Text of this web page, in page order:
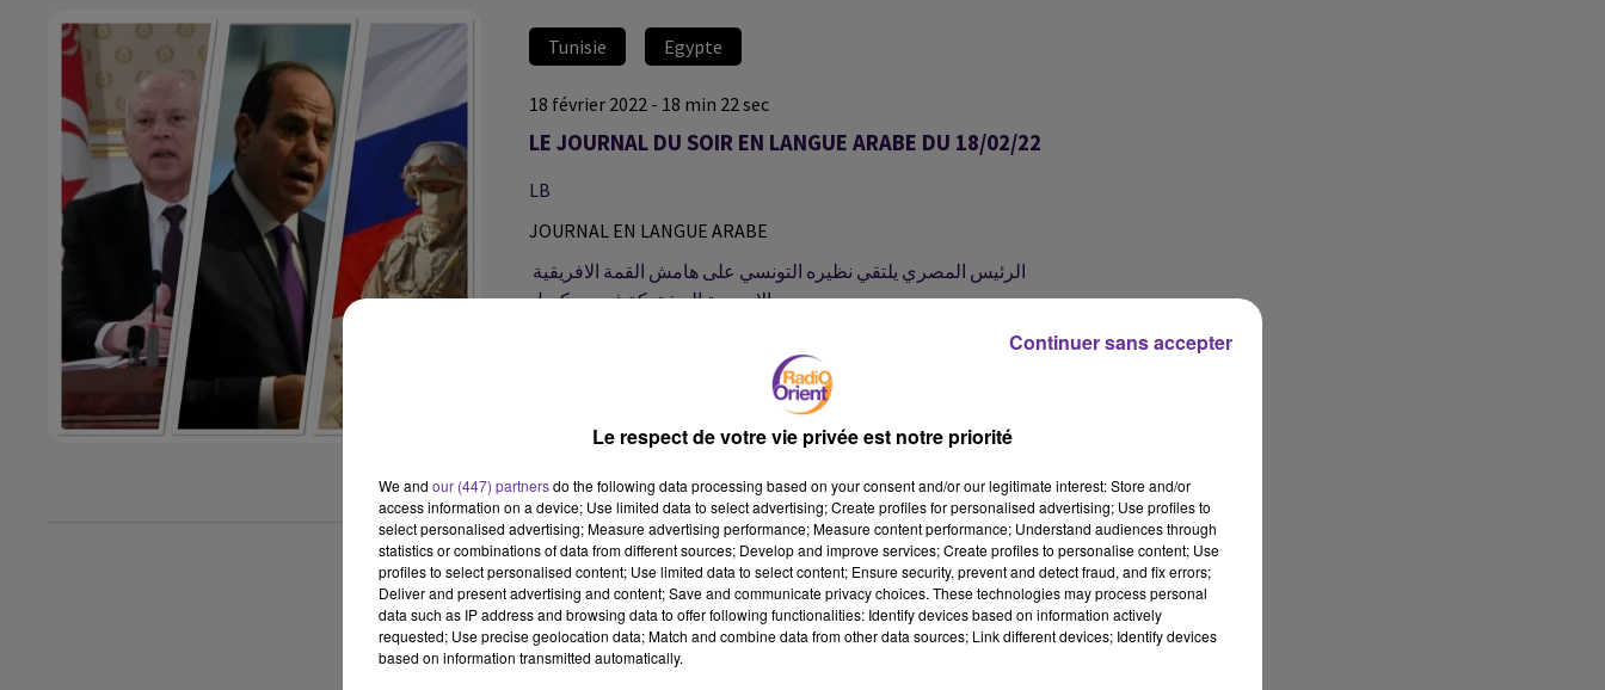
Tunisie Egypte
18 février 2022 - 18 min 22 sec
LE JOURNAL DU SOIR EN LANGUE ARABE DU 18/02/22
LB
JOURNAL EN LANGUE ARABE
الاوروبية المشتركة في بروكسل
الرئيس المصري يلتقي رئيس المجلس الرئاسي الليبي ويؤكد دعم مصر
الامم المتحدة تعلن عن مؤتمر دعم دولي اليمن في ١٦ اذار القادم
اجتماع رفيع المستوى اليوم في ميونخ الالمانية لقادة دوليين
ودبلوماسيين تهيمن عليه ازمة روسيا اوكرانيا
روسيا تجري مناورات السبت تحت اشراف الرئيس الروسي على وقع
Le respect de votre vie privée est notre priorité
We and our (447) partnersdo the following data processing based on your consent and/or our legitimate interest: Store and/or
access information on a device; Use limited data to select advertising; Create profiles for personalised advertising; Use profiles to
select personalised advertising; Measure advertising performance; Measure content performance; Understand audiences through
statistics or combinations of data from different sources; Develop and improve services; Create profiles to personalise content; Use
profiles to select personalised content; Use limited data to select content; Ensure security, prevent and detect fraud, and fix errors;
Deliver and present advertising and content; Save and communicate privacy choices. These technologies may process personal
data such as IP address and browsing data to offer following functionalities: Identify devices based on information actively
requested; Use precise geolocation data; Match and combine data from other data sources; Link different devices; Identify devices
based on information transmitted automatically.
Continuer sans accepter